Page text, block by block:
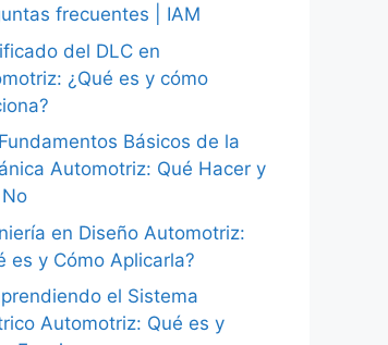
frecuentes | IAM
del DLC en
¿Qué es y cómo
Básicos de la
Automotriz: Qué Hacer y
en Diseño Automotriz:
es y Cómo Aplicarla?
el Sistema
Automotriz: Qué es y